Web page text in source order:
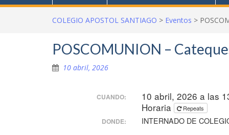
COLEGIO APOSTOL SANTIAGO > Eventos >
POSCOMUNION –
10 abril, 2026
CUANDO: 10 abril, 2026 a las
Horaria
Repeats
DONDE: INTERNADO DE